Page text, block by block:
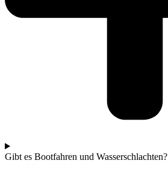
Gibt es Bootfahren und Wasserschlachten?